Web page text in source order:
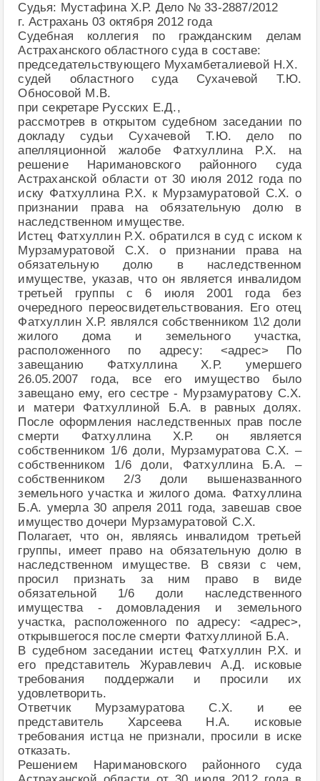
Судья: Мустафина Х.Р. Дело № 33-2887/2012
г. Астрахань 03 октября 2012 года
Судебная коллегия по гражданским делам
Астраханского областного суда в составе:
председательствующего Мухамбеталиевой Н.Х.
судей областного суда Сухачевой Т.Ю.
Обносовой М.В.
при секретаре Русских Е.Д.,
рассмотрев в открытом судебном заседании по
докладу судьи Сухачевой Т.Ю. дело по
апелляционной жалобе Фатхуллина Р.Х. на
решение Наримановского районного суда
Астраханской области от 30 июля 2012 года по
иску Фатхуллина Р.Х. к Мурзамуратовой С.Х. о
признании права на обязательную долю в
наследственном имуществе.
Истец Фатхуллин Р.Х. обратился в суд с иском к
Мурзамуратовой С.Х. о признании права на
обязательную долю в наследственном
имуществе, указав, что он является инвалидом
третьей группы с 6 июля 2001 года без
очередного переосвидетельствования. Его отец
Фатхуллин Х.Р. являлся собственником 1\2 доли
жилого дома и земельного участка,
расположенного по адресу: <адрес> По
завещанию Фатхуллина Х.Р. умершего
26.05.2007 года, все его имущество было
завещано ему, его сестре - Мурзамуратову С.Х.
и матери Фатхуллиной Б.А. в равных долях.
После оформления наследственных прав после
смерти Фатхуллина Х.Р. он является
собственником 1/6 доли, Мурзамуратова С.Х. –
собственником 1/6 доли, Фатхуллина Б.А. –
собственником 2/3 доли вышеназванного
земельного участка и жилого дома. Фатхуллина
Б.А. умерла 30 апреля 2011 года, завешав свое
имущество дочери Мурзамуратовой С.Х.
Полагает, что он, являясь инвалидом третьей
группы, имеет право на обязательную долю в
наследственном имуществе. В связи с чем,
просил признать за ним право в виде
обязательной 1/6 доли наследственного
имущества - домовладения и земельного
участка, расположенного по адресу: <адрес>,
открывшегося после смерти Фатхуллиной Б.А.
В судебном заседании истец Фатхуллин Р.Х. и
его представитель Журавлевич А.Д. исковые
требования поддержали и просили их
удовлетворить.
Ответчик Мурзамуратова С.Х. и ее
представитель Харсеева Н.А. исковые
требования истца не признали, просили в иске
отказать.
Решением Наримановского районного суда